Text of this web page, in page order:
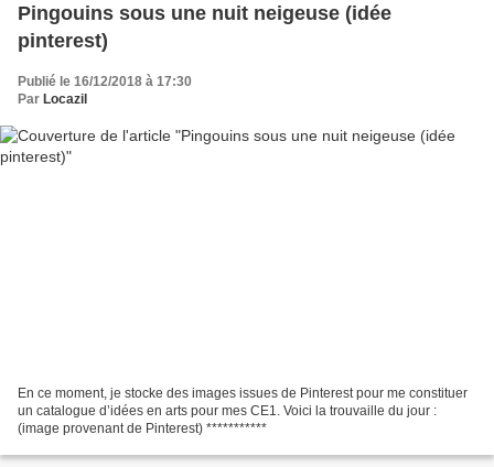
Pingouins sous une nuit neigeuse (idée
pinterest)
Publié le 16/12/2018 à 17:30
Par Locazil
En ce moment, je stocke des images issues de Pinterest pour me constituer
un catalogue d’idées en arts pour mes CE1. Voici la trouvaille du jour :
(image provenant de Pinterest) ***********